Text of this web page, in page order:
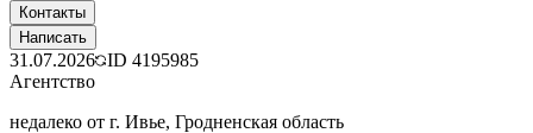
Контакты
Написать
31.07.2026 ID 4195985
Агентство
недалеко от г. Ивье, Гродненская область